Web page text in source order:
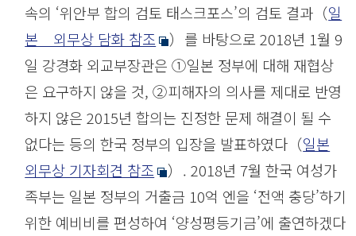
속의 ‘위안부 합의 검토 태스크포스’의 검토 결과（일
본 외무상 담화 참조
）를 바탕으로 2018년 1월 9
일 강경화 외교부장관은 ①일본 정부에 대해 재협상
은 요구하지 않을 것, ②피해자의 의사를 제대로 반영
하지 않은 2015년 합의는 진정한 문제 해결이 될 수
없다는 등의 한국 정부의 입장을 발표하였다（일본
외무상 기자회견 참조
）. 2018년 7월 한국 여성가
족부는 일본 정부의 거출금 10억 엔을 ‘전액 충당’하기
위한 예비비를 편성하여 ‘양성평등기금’에 출연하겠다